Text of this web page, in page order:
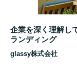
企業を深く理解し
ランディング
glassy株式会社